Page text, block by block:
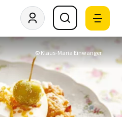
© Klaus-Maria Einwanger